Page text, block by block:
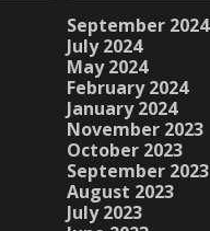
September 2024
July 2024
May 2024
February 2024
January 2024
November 2023
October 2023
September 2023
August 2023
July 2023